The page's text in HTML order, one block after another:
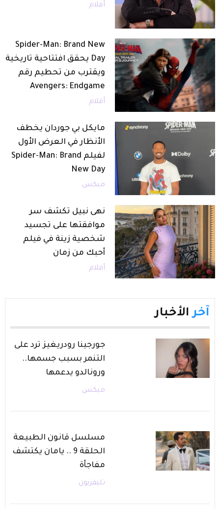
أفلام
Spider-Man: Brand New
Day يحقق افتتاحية تاريخية
ويقترب من تحطيم رقم
Avengers: Endgame
أفلام
مايكل بي جوردان يخطف
الأنظار في العرض الأول
لفيلم Spider-Man: Brand
New Day
ميكس
نهى نبيل تكشف سر
موافقتها على تجسيد
شخصية زينة في فيلم
أحبك من زمان
أفلام
آخر الأخبار
جورجينا رودريغيز ترد على
التنمر بسبب جسمها..
ورونالدو يدعمها
ميكس
مسلسل قانون الطبيعة
الحلقة 9 .. يامان يكتشف
مفاجأة
تليفزيون